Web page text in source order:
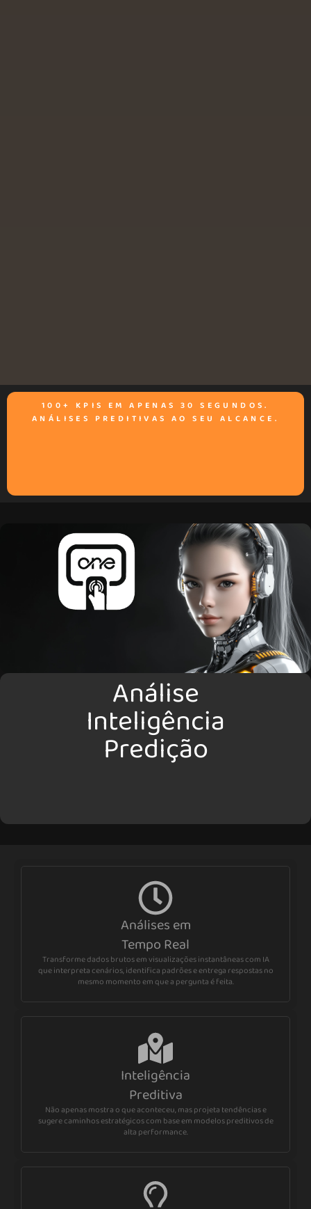
100+ KPIS EM APENAS 30 SEGUNDOS.
ANÁLISES PREDITIVAS AO SEU ALCANCE.
Análise
Inteligência
Predição
Análises em
Tempo Real
Transforme dados brutos em visualizações instantâneas com IA
que interpreta cenários, identifica padrões e entrega respostas no
mesmo momento em que a pergunta é feita.
Inteligência
Preditiva
Não apenas mostra o que aconteceu, mas projeta tendências e
sugere caminhos estratégicos com base em modelos preditivos de
alta performance.